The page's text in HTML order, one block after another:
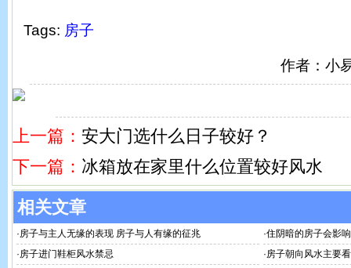
Tags: 房子
作者：小
上一篇： 安大门选什么日子较好？
下一篇： 冰箱放在家里什么位置较好风水
相关文章
·房子与主人无缘的表现 房子与人有缘的征兆 ·住阴暗的房子会影
·房子进门鞋柜风水禁忌 ·房子朝向风水主要